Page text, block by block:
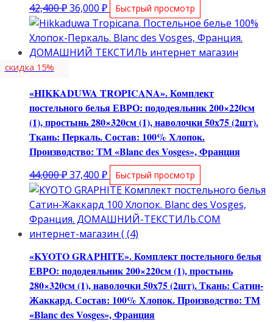
42,400₽Первоначальная
цена
составляла
42,400 ₽.
36,000 ₽Текущая
цена:
36,000 ₽.
Быстрый просмотр
скидка 15%
«HIKKADUWA TROPICANA». Комплект
постельного белья ЕВРО: пододеяльник 200×220см
(1), простынь 280×320см (1), наволочки 50х75 (2шт).
Ткань: Перкаль. Состав: 100% Хлопок.
Производство: ТМ «Blanc des Vosges», Франция
44,000₽Первоначальная
цена
составляла
44,000 ₽.
37,400 ₽Текущая
цена:
37,400 ₽.
Быстрый просмотр
«KYOTO GRAPHITE». Комплект постельного белья
ЕВРО: пододеяльник 200×220см (1), простынь
280×320см (1), наволочки 50х75 (2шт). Ткань: Сатин-
Жаккард. Состав: 100% Хлопок. Производство: ТМ
«Blanc des Vosges», Франция